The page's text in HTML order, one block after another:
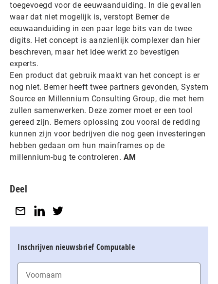
toegevoegd voor de eeuwaanduiding. In die gevallen
waar dat niet mogelijk is, verstopt Bemer de
eeuwaanduiding in een paar lege bits van de twee
digits. Het concept is aanzienlijk complexer dan hier
beschreven, maar het idee werkt zo bevestigen
experts.
Een product dat gebruik maakt van het concept is er
nog niet. Bemer heeft twee partners gevonden, System
Source en Millennium Consulting Group, die met hem
zullen samenwerken. Deze zomer moet er een tool
gereed zijn. Bemers oplossing zou vooral de redding
kunnen zijn voor bedrijven die nog geen investeringen
hebben gedaan om hun mainframes op de
millennium-bug te controleren. AM
Deel
Inschrijven nieuwsbrief Computable